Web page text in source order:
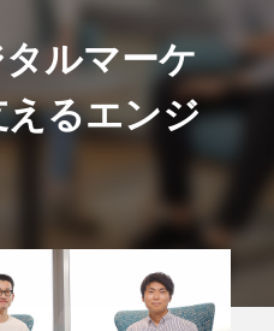
ルマーケ
るエンジ